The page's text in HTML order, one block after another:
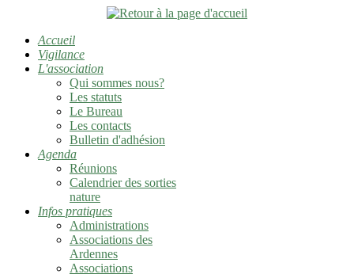
Accueil
Vigilance
L'association
Qui sommes nous?
Les statuts
Le Bureau
Les contacts
Bulletin d'adhésion
Agenda
Réunions
Calendrier des sorties
nature
Infos pratiques
Administrations
Associations des
Ardennes
Associations